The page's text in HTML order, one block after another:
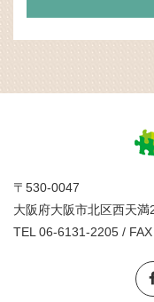
〒530-0047
大阪府大阪市北区西天
TEL 06-6131-2205 /